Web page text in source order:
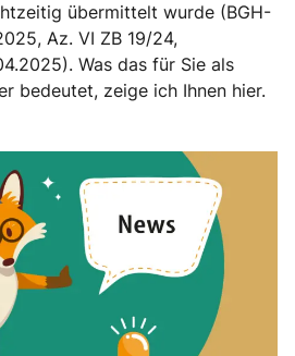
übermittelt wurde (BGH-
Az. VI ZB 19/24,
Was das für Sie als
bedeutet, zeige ich Ihnen hier.